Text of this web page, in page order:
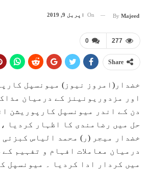
By Majeed
On اپریل 9, 2019
0 277
Share
خضدار(امروز نیوز) میونسپل
اور مزدوریونینز کے درمیان
دن کے اندر میونسپل کارپوریشن
حل میں رضامندی کا اظہار کردیا
خضدار میجر (ر) محمد الیاس کبزئی
درمیان معاملات افہام و تفہیم
میں کردار ادا کردیا ۔ میونسپل